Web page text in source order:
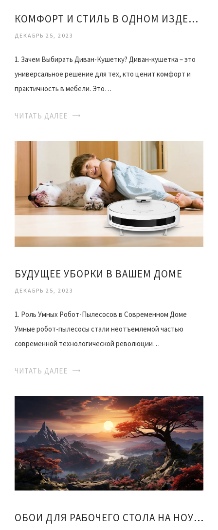
КОМФОРТ И СТИЛЬ В ОДНОМ ИЗДЕЛИИ
ДЕКАБРЬ 25, 2023
1. Зачем Выбирать Диван-Кушетку? Диван-кушетка – это
универсальное решение для тех, кто ценит комфорт и
практичность в мебели. Это…
ЧИТАТЬ ДАЛЕЕ
БУДУЩЕЕ УБОРКИ В ВАШЕМ ДОМЕ
ДЕКАБРЬ 25, 2023
1. Роль Умных Робот-Пылесосов в Современном Доме
Умные робот-пылесосы стали неотъемлемой частью
современной технологической революции…
ЧИТАТЬ ДАЛЕЕ
ОБОИ ДЛЯ РАБОЧЕГО СТОЛА НА НОУТБУК